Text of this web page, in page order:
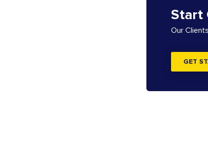
Start
Our
GET